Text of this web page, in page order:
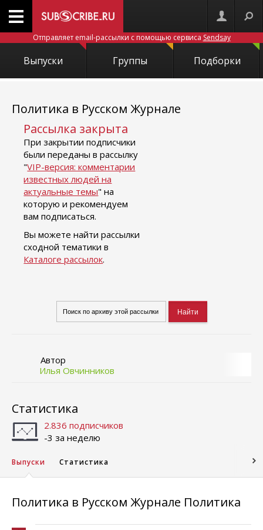
Отправляет email-рассылки с помощью сервиса Sendsay
Выпуски Группы Подборки
Политика в Русском Журнале
Рассылка закрыта
При закрытии подписчики
были переданы в рассылку
"VIP-версия: комментарии
известных людей на
актуальные темы" на
которую и рекомендуем
вам подписаться.
Вы можете найти рассылки
сходной тематики в
Каталоге рассылок.
Автор
Илья Овчинников
Статистика
2.836 подписчиков
-3 за неделю
Выпуски Статистика
Политика в Русском Журнале Политика